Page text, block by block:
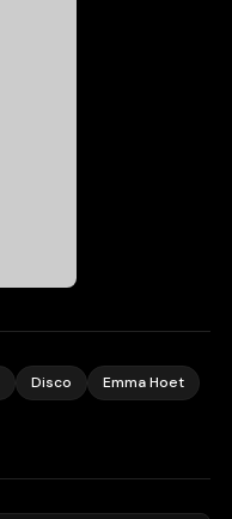
Disco
Emma Hoet